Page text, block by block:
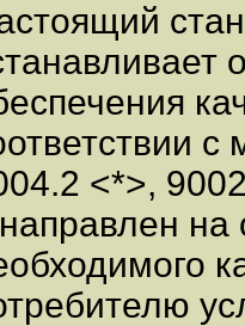
<*>,
на